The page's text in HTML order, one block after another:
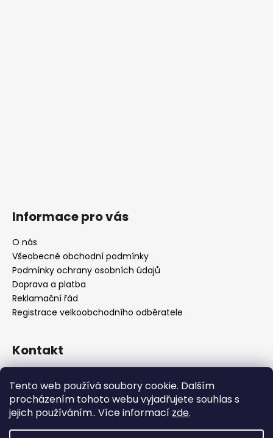
Tento web používá soubory cookie. Dalším
procházením tohoto webu vyjadřujete souhlas s
jejich používáním.. Více informací zde.
Informace pro vás
O nás
Všeobecné obchodní podmínky
Podmínky ochrany osobních údajů
Doprava a platba
Reklamační řád
Registrace velkoobchodního odběratele
Kontakt
+420222744000